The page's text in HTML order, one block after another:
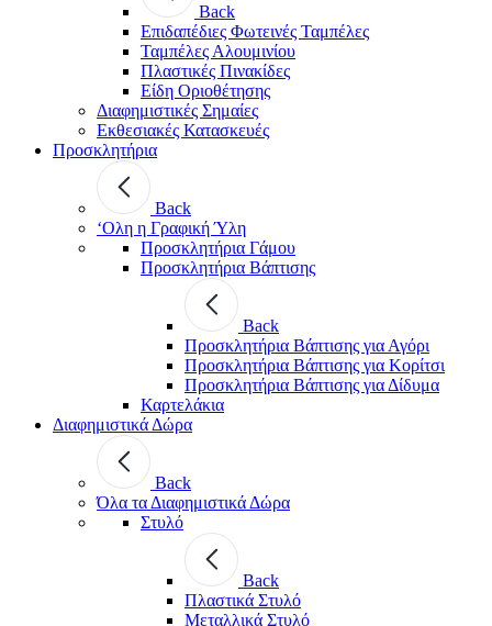
Back
Επιδαπέδιες Φωτεινές Ταμπέλες
Ταμπέλες Αλουμινίου
Πλαστικές Πινακίδες
Είδη Οριοθέτησης
Διαφημιστικές Σημαίες
Εκθεσιακές Κατασκευές
Προσκλητήρια
Back
‘Ολη η Γραφική Ύλη
Προσκλητήρια Γάμου
Προσκλητήρια Βάπτισης
Back
Προσκλητήρια Βάπτισης για Αγόρι
Προσκλητήρια Βάπτισης για Κορίτσι
Προσκλητήρια Βάπτισης για Δίδυμα
Καρτελάκια
Διαφημιστικά Δώρα
Back
Όλα τα Διαφημιστικά Δώρα
Στυλό
Back
Πλαστικά Στυλό
Μεταλλικά Στυλό